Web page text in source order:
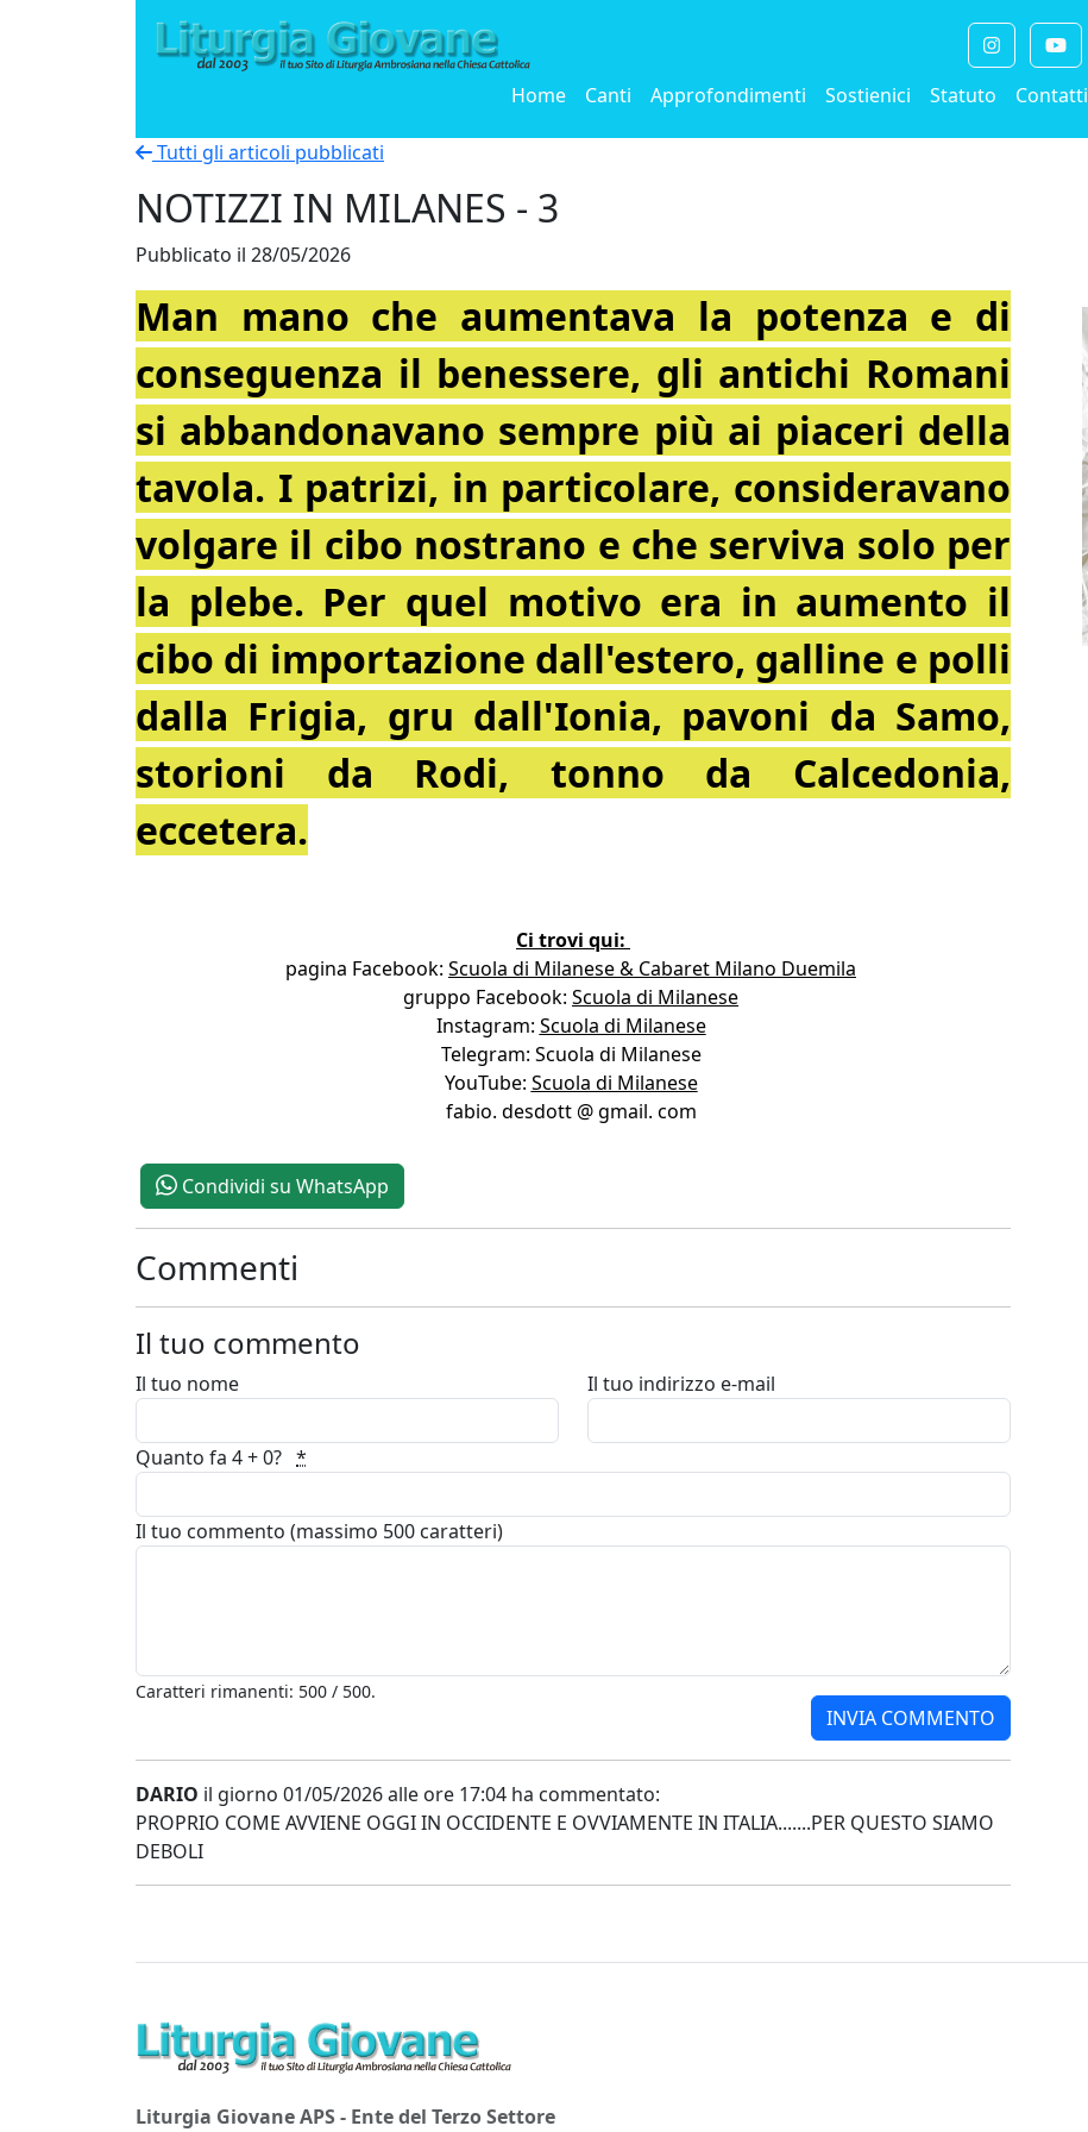
Home
Canti Approfondimenti Sostienici Statuto Contatti
Tutti gli articoli pubblicati
NOTIZZI IN MILANES - 3
Pubblicato il 28/05/2026
Man mano che aumentava la potenza e di
conseguenza il benessere, gli antichi Romani
si abbandonavano sempre più ai piaceri della
tavola. I patrizi, in particolare, consideravano
volgare il cibo nostrano e che serviva solo per
la plebe. Per quel motivo era in aumento il
cibo di importazione dall'estero, galline e polli
dalla Frigia, gru dall'Ionia, pavoni da Samo,
storioni da Rodi, tonno da Calcedonia,
eccetera.
Ci trovi qui:
pagina Facebook: Scuola di Milanese & Cabaret Milano Duemila
gruppo Facebook: Scuola di Milanese
Instagram: Scuola di Milanese
Telegram: Scuola di Milanese
YouTube: Scuola di Milanese
fabio. desdott @ gmail. com
Condividi su WhatsApp
Commenti
Il tuo commento
Il tuo nome Il tuo indirizzo e-mail
Quanto fa 4 + 0? *
Il tuo commento (massimo 500 caratteri)
Caratteri rimanenti: 500 / 500.
DARIO il giorno 01/05/2026 alle ore 17:04 ha commentato:
PROPRIO COME AVVIENE OGGI IN OCCIDENTE E OVVIAMENTE IN ITALIA.......PER QUESTO SIAMO
DEBOLI
Liturgia Giovane APS - Ente del Terzo Settore